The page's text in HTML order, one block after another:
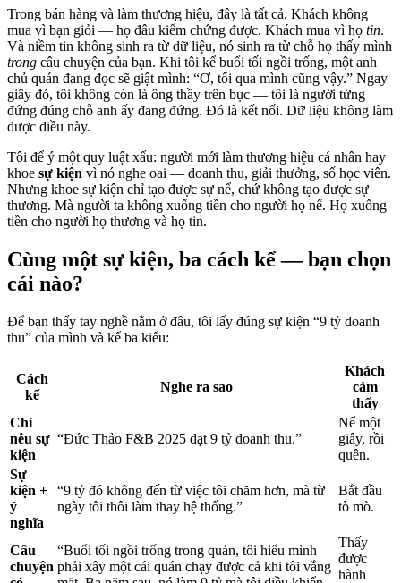
Trong bán hàng và làm thương hiệu, đây là tất cả. Khách không
mua vì bạn giỏi — họ đâu kiểm chứng được. Khách mua vì họ tin.
Và niềm tin không sinh ra từ dữ liệu, nó sinh ra từ chỗ họ thấy mình
trong câu chuyện của bạn. Khi tôi kể buổi tối ngồi trống, một anh
chủ quán đang đọc sẽ giật mình: “Ơ, tối qua mình cũng vậy.” Ngay
giây đó, tôi không còn là ông thầy trên bục — tôi là người từng
đứng đúng chỗ anh ấy đang đứng. Đó là kết nối. Dữ liệu không làm
được điều này.
Tôi để ý một quy luật xấu: người mới làm thương hiệu cá nhân hay
khoe sự kiện vì nó nghe oai — doanh thu, giải thưởng, số học viên.
Nhưng khoe sự kiện chỉ tạo được sự nể, chứ không tạo được sự
thương. Mà người ta không xuống tiền cho người họ nể. Họ xuống
tiền cho người họ thương và họ tin.
Cùng một sự kiện, ba cách kể — bạn chọn
cái nào?
Để bạn thấy tay nghề nằm ở đâu, tôi lấy đúng sự kiện “9 tỷ doanh
thu” của mình và kể ba kiểu:
Cách
kể
Nghe ra sao
Khách
cảm
thấy
Chỉ
nêu sự
kiện
“Đức Thảo F&B 2025 đạt 9 tỷ doanh thu.”
Nể một
giây, rồi
quên.
Sự
kiện +
ý
nghĩa
“9 tỷ đó không đến từ việc tôi chăm hơn, mà từ
ngày tôi thôi làm thay hệ thống.”
Bắt đầu
tò mò.
Câu
chuyện
“Buổi tối ngồi trống trong quán, tôi hiểu mình
phải xây một cái quán chạy được cả khi tôi vắng
Thấy
được
hành